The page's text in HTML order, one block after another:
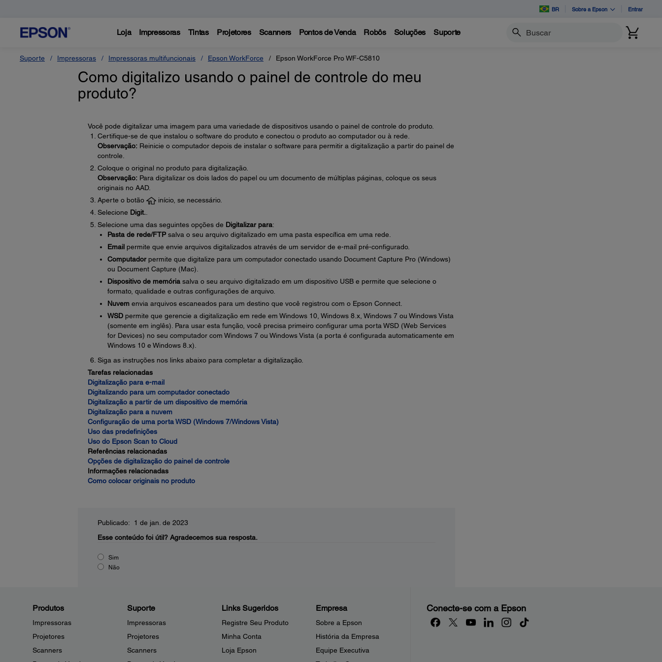
BR Sobre a Epson Entrar
Loja Impressoras Tintas Projetores Scanners Pontos de Venda Robôs Soluções Suporte Buscar
Suporte Impressoras Impressoras multifuncionais Epson WorkForce Epson WorkForce Pro WF-C5810
Como digitalizo usando o painel de controle do meu
produto?
Você pode digitalizar uma imagem para uma variedade de dispositivos usando o painel de controle do produto.
Certifique-se de que instalou o software do produto e conectou o produto ao computador ou à rede.
Observação:Reinicie o computador depois de instalar o software para permitir a digitalização a partir do painel de
controle.
Coloque o original no produto para digitalização.
Observação:Para digitalizar os dois lados do papel ou um documento de múltiplas páginas, coloque os seus
originais no AAD.
Aperte o botão
início, se necessário.
Selecione Digit.
Selecione uma das seguintes opções de Digitalizar para:
Pasta de rede/FTPsalva o seu arquivo digitalizado em uma pasta específica em uma rede.
Emailpermite que envie arquivos digitalizados através de um servidor de e-mail pré-configurado.
Computadorpermite que digitalize para um computador conectado usando Document Capture Pro (Windows)
ou Document Capture (Mac).
Dispositivo de memóriasalva o seu arquivo digitalizado em um dispositivo USB e permite que selecione o
formato, qualidade e outras configurações de arquivo.
Nuvemenvia arquivos escaneados para um destino que você registrou com o Epson Connect.
WSDpermite que gerencie a digitalização em rede em Windows 10, Windows 8.x, Windows 7 ou Windows Vista
(somente em inglês). Para usar esta função, você precisa primeiro configurar uma porta WSD (Web Services
for Devices) no seu computador com Windows 7 ou Windows Vista (a porta é configurada automaticamente em
Windows 10 e Windows 8.x).
Siga as instruções nos links abaixo para completar a digitalização.
Tarefas relacionadas
Digitalização para e-mail
Digitalizando para um computador conectado
Digitalização a partir de um dispositivo de memória
Digitalização para a nuvem
Configuração de uma porta WSD (Windows 7/Windows Vista)
Uso das predefinições
Uso do Epson Scan to Cloud
Referências relacionadas
Opções de digitalização do painel de controle
Informações relacionadas
Como colocar originais no produto
Publicado: 1 de jan. de 2023
Esse conteúdo foi útil? Agradecemos sua resposta.
Sim
Não
Produtos
Impressoras
Projetores
Scanners
Suporte
Impressoras
Projetores
Scanners
Links Sugeridos
Registre Seu Produto
Minha Conta
Loja Epson
Empresa
Sobre a Epson
História da Empresa
Equipe Executiva
Conecte-se com a Epson